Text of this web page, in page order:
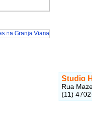
Studio
Rua
(11)